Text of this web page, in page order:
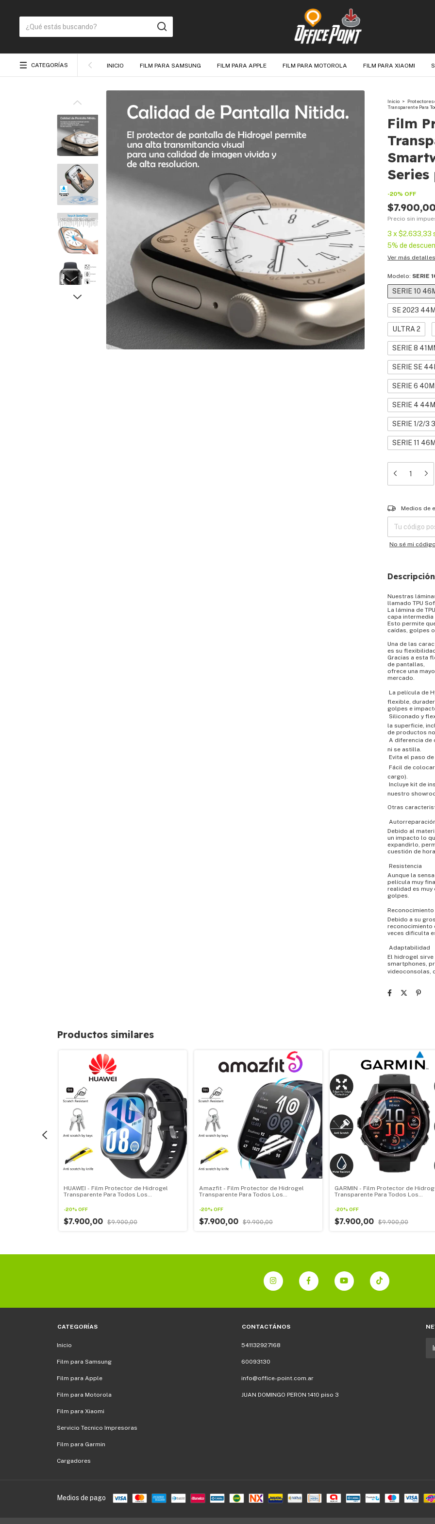
CATEGORÍAS INICIO FILM PARA SAMSUNG FILM PARA APPLE FILM PARA MOTOROLA FILM PARA XIAOMI
Inicio > Protectores
Transparente Para
Film
-20% OFF
Precio sin
3 x $2.633,33
5% de
Ver más detalles
Modelo: SERIE
SERIE 10
SE 2023
ULTRA 2
SERIE 8
SERIE SE
SERIE 6
SERIE 4
SERIE 1/2/3
SERIE 11
Entregas para el
Medios de
No sé mi
Descripción
Nuestras
llamado TPU
La lámina de
capa
Esto permite
caídas, golpes
Una de las
es su
Gracias a esta
de pantallas,
ofrece una
mercado.
 La película de
flexible,
golpes e
 Siliconado y
la superficie,
de productos
 A diferencia
ni se astilla.
 Evita el paso
 Fácil de
cargo).
 Incluye kit de
nuestro
Otras

Debido al
un impacto lo
expandirlo,
cuestión de
 Resistencia
Aunque la
película muy
realidad es
golpes.
Debido a su
reconocimiento
veces dificulta
 Adaptabilidad
El hidrogel
smartphones,
videoconsolas,
Productos similares
HUAWEI - Film Protector de Hidrogel
Transparente Para Todos Los
-20% OFF
$7.900,00 $9.900,00
Amazfit - Film Protector de Hidrogel
Transparente Para Todos Los
-20% OFF
$7.900,00 $9.900,00
GARMIN - Film Protector de
Transparente Para Todos Los
-20% OFF
$7.900,00 $9.900,00
CATEGORÍAS
Inicio
Film para Samsung
Film para Apple
Film para Motorola
Film para Xiaomi
Servicio Tecnico Impresoras
Film para Garmin
Cargadores
CONTACTÁNOS
541132927168
60093130
info@office-point.com.ar
JUAN DOMINGO PERON 1410 piso 3
Medios de pago